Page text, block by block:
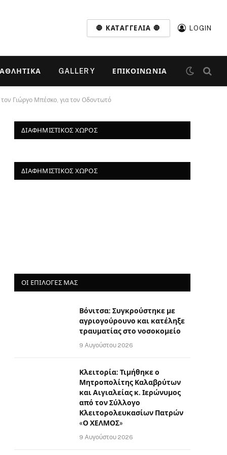
🛑 ΚΑΤΑΓΓΕΛΊΑ 🛑 LOGIN
ΑΘΛΗΤΙΚΆ GALLERY ΕΠΙΚΟΙΝΩΝΊΑ
Γιώργο Μπέσκο, για τον Οδοντωτό
ΔΙΑΦΗΜΙΣΤΙΚΌΣ ΧΏΡΟΣ
ΔΙΑΦΗΜΙΣΤΙΚΌΣ ΧΏΡΟΣ
ΟΙ ΕΠΙΛΟΓΈΣ ΜΑΣ
Βόνιτσα: Συγκρούστηκε με
αγριογούρουνο και κατέληξε
τραυματίας στο νοσοκομείο
9 Αυγούστου 2026
Κλειτορία: Τιμήθηκε ο
Μητροπολίτης Καλαβρύτων
και Αιγιαλείας κ. Ιερώνυμος
από τον Σύλλογο
Κλειτορολευκασίων Πατρών
«Ο ΧΕΛΜΟΣ»
9 Αυγούστου 2026